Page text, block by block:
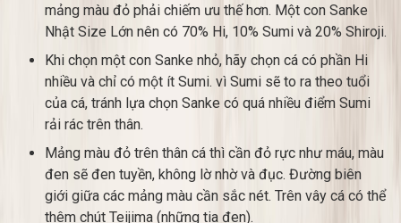
mảng màu đỏ phải chiếm ưu thế hơn. Một con Sanke
Nhật Size Lớn nên có 70% Hi, 10% Sumi và 20% Shiroji.
Khi chọn một con Sanke nhỏ, hãy chọn cá có phần Hi
nhiều và chỉ có một ít Sumi. vì Sumi sẽ to ra theo tuổi
của cá, tránh lựa chọn Sanke có quá nhiều điểm Sumi
rải rác trên thân.
Mảng màu đỏ trên thân cá thì cần đỏ rực như máu, màu
đen sẽ đen tuyền, không lờ nhờ và đục. Đường biên
giới giữa các mảng màu cần sắc nét. Trên vây cá có thể
thêm chút Teijima (những tia đen).